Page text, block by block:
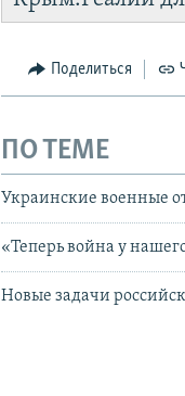
Поделиться
ПО ТЕМЕ
Украинские военные
«Теперь война у
Новые задачи